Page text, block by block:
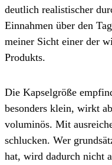
deutlich realistischer
Einnahmen über den
meiner Sicht einer der
Produkts.
Die Kapselgröße
besonders klein, wirkt
voluminös. Mit
schlucken. Wer
hat, wird dadurch nicht